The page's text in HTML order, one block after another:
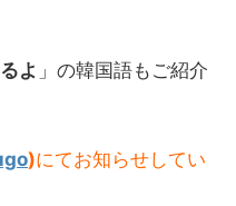
よ 」の韓国語もご紹介
)にてお知らせしてい